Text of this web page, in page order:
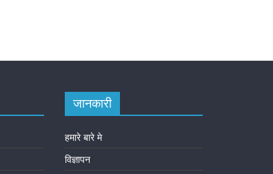
जानकारी
हमारे बारे मे
विज्ञापन